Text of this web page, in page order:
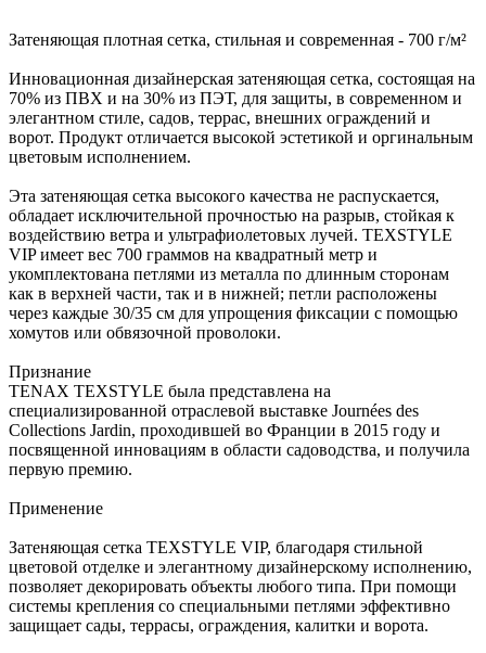
Затеняющая плотная сетка, стильная и современная - 700 г/м²
Инновационная дизайнерская затеняющая сетка, состоящая на
70% из ПВХ и на 30% из ПЭТ, для защиты, в современном и
элегантном стиле, садов, террас, внешних ограждений и
ворот. Продукт отличается высокой эстетикой и оргинальным
цветовым исполнением.
Эта затеняющая сетка высокого качества не распускается,
обладает исключительной прочностью на разрыв, стойкая к
воздействию ветра и ультрафиолетовых лучей. TEXSTYLE
VIP имеет вес 700 граммов на квадратный метр и
укомплектована петлями из металла по длинным сторонам
как в верхней части, так и в нижней; петли расположены
через каждые 30/35 см для упрощения фиксации с помощью
хомутов или обвязочной проволоки.
Признание
TENAX TEXSTYLE была представлена на
специализированной отраслевой выставке Journées des
Collections Jardin, проходившей во Франции в 2015 году и
посвященной инновациям в области садоводства, и получила
первую премию.
Применение
Затеняющая сетка TEXSTYLE VIP, благодаря стильной
цветовой отделке и элегантному дизайнерскому исполнению,
позволяет декорировать объекты любого типа. При помощи
системы крепления со специальными петлями эффективно
защищает сады, террасы, ограждения, калитки и ворота.